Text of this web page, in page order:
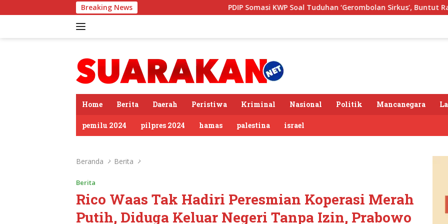
ke
Breaking News PDIP Somasi KWP Soal Tuduhan ‘Gerombolan Sirkus’, Buntut Rapat Komisi II
Home Berita Daerah Peristiwa Kriminal Nasional Politik Mancanegara
pemilu 2024 pilpres 2024 hamas palestina israel
Beranda Berita
Berita
Rico Waas Tak Hadiri Peresmian Koperasi Merah
Putih, Diduga Keluar Negeri Tanpa Izin, Prabowo